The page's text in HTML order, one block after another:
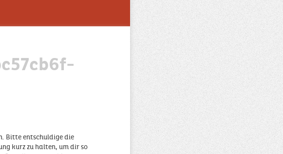
Bitte entschuldige die
kurz zu halten, um dir so